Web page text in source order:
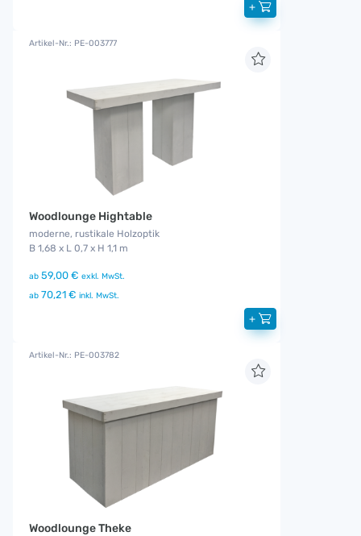
+
Artikel-Nr.: PE-003777
Woodlounge Hightable
moderne, rustikale Holzoptik
B 1,68 x L 0,7 x H 1,1 m
ab 59,00 € exkl. MwSt.
ab 70,21 € inkl. MwSt.
+
Artikel-Nr.: PE-003782
Woodlounge Theke